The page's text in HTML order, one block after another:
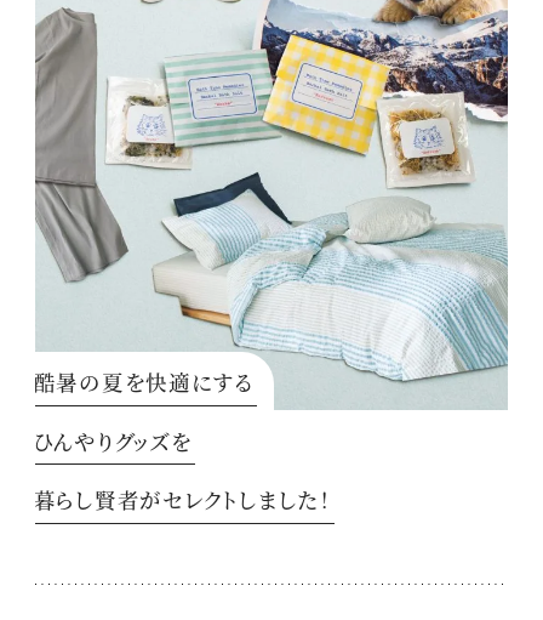
酷暑の夏を快適にする
ひんやりグッズを
暮らし賢者がセレクトしました！